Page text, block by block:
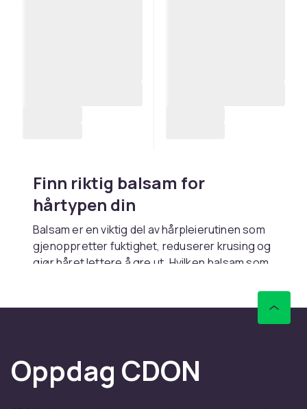
Finn riktig balsam for
hårtypen din
Balsam er en viktig del av hårpleierutinen som
gjenoppretter fuktighet, reduserer krusing og
gjør håret lettere å gre ut. Hvilken balsam som
behovene dine. Tørt og skadet hår har godt av
dyppleieformler med sheasmør eller arganolje,
mens fint hår trenger en lettere variant som gir
for best resultat.
Ulike typer balsam
Oppdag CDON